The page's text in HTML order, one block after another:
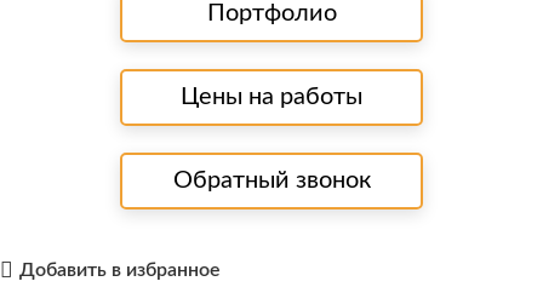
Портфолио
Цены на работы
Обратный звонок
Добавить в избранное